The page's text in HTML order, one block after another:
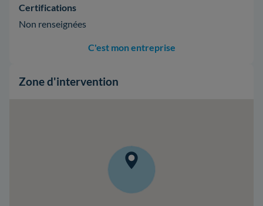
Certifications
Non renseignées
C'est mon entreprise
Zone d'intervention